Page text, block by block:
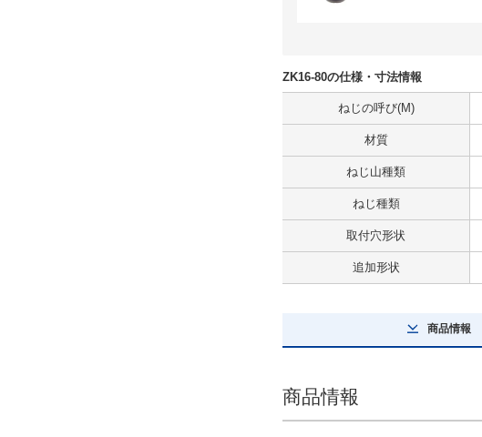
ZK16-80の仕様・寸法情報
ねじの呼び(M)
材質
ねじ山種類
ねじ種類
取付穴形状
追加形状
商品情報
商品情報